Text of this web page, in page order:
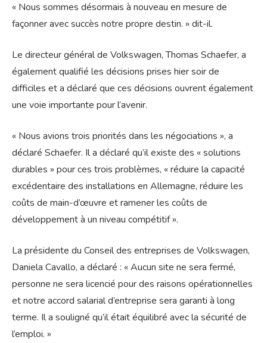
« Nous sommes désormais à nouveau en mesure de
façonner avec succès notre propre destin. » dit-il.
Le directeur général de Volkswagen, Thomas Schaefer, a
également qualifié les décisions prises hier soir de
difficiles et a déclaré que ces décisions ouvrent également
une voie importante pour l’avenir.
« Nous avions trois priorités dans les négociations », a
déclaré Schaefer. Il a déclaré qu’il existe des « solutions
durables » pour ces trois problèmes, « réduire la capacité
excédentaire des installations en Allemagne, réduire les
coûts de main-d’œuvre et ramener les coûts de
développement à un niveau compétitif ».
La présidente du Conseil des entreprises de Volkswagen,
Daniela Cavallo, a déclaré : « Aucun site ne sera fermé,
personne ne sera licencié pour des raisons opérationnelles
et notre accord salarial d’entreprise sera garanti à long
terme. Il a souligné qu’il était équilibré avec la sécurité de
l’emploi. »